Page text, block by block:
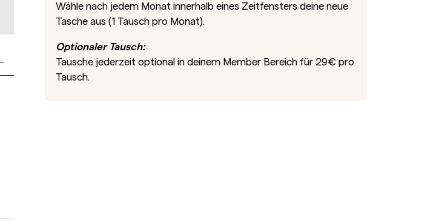
Wähle nach jedem Monat innerhalb eines Zeitfensters deine neue
Tasche aus (1 Tausch pro Monat).
Optionaler Tausch:
Tausche jederzeit optional in deinem Member Bereich für 29€ pro
Tausch.